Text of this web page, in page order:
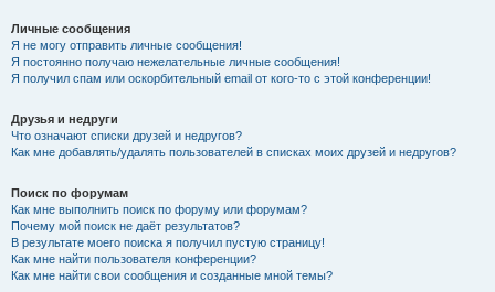
Личные сообщения
Я не могу отправить личные сообщения!
Я постоянно получаю нежелательные личные сообщения!
Я получил спам или оскорбительный email от кого-то с этой конференции!
Друзья и недруги
Что означают списки друзей и недругов?
Как мне добавлять/удалять пользователей в списках моих друзей и недругов?
Поиск по форумам
Как мне выполнить поиск по форуму или форумам?
Почему мой поиск не даёт результатов?
В результате моего поиска я получил пустую страницу!
Как мне найти пользователя конференции?
Как мне найти свои сообщения и созданные мной темы?